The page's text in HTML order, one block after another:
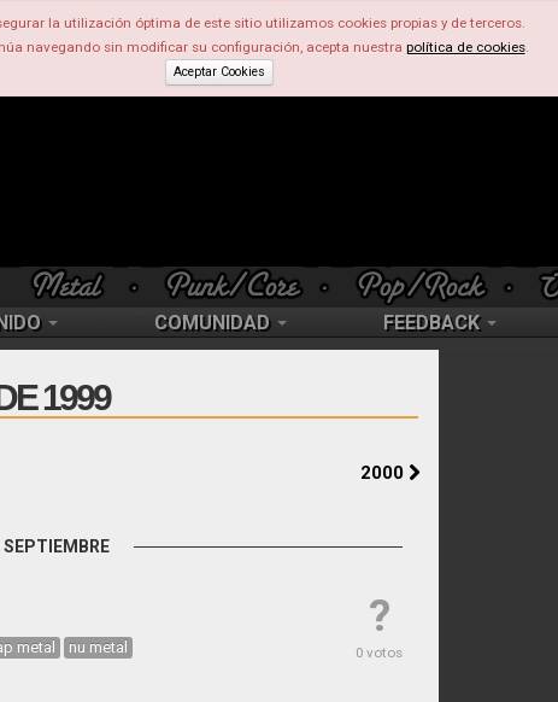
la utilización óptima de este sitio utilizamos cookies propias y de terceros.
navegando sin modificar su configuración, acepta nuestra política de cookies.
Aceptar Cookies
COMUNIDAD FEEDBACK
1999
2000
SEPTIEMBRE
?
0 votos
metal nu metal